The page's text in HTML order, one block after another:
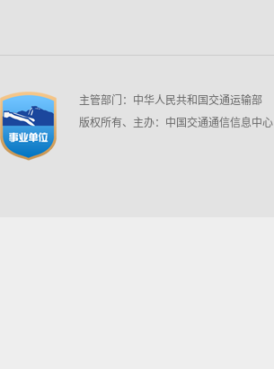
主管部门：中华人民共和国交通运输部
版权所有、主办：中国交通通信信息中心